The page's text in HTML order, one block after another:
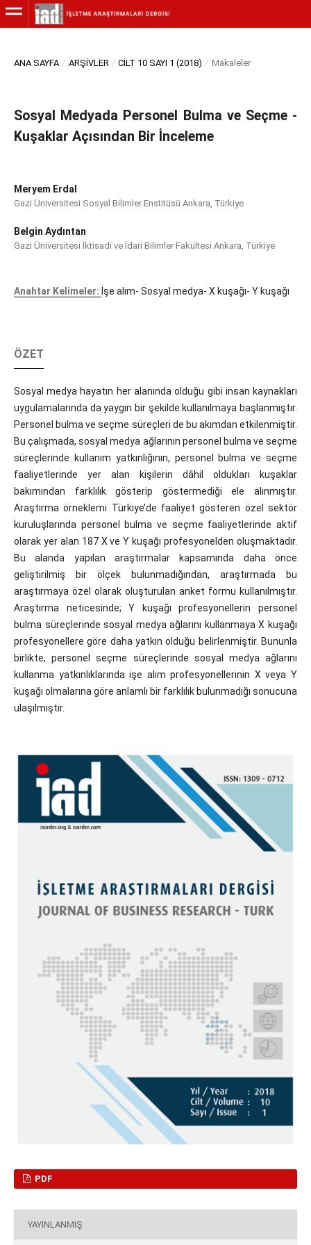
ANA SAYFA / ARŞIVLER / CILT 10 SAYI 1 (2018) / Makaleler
Sosyal Medyada Personel Bulma ve Seçme -
Kuşaklar Açısından Bir İnceleme
Meryem Erdal
Gazi Üniversitesi Sosyal Bilimler Enstitüsü Ankara, Türkiye
Belgin Aydıntan
Gazi Üniversitesi İktisadi ve İdari Bilimler Fakültesi Ankara, Türkiye
Anahtar Kelimeler: İşe alım- Sosyal medya- X kuşağı- Y kuşağı
ÖZET
Sosyal medya hayatın her alanında olduğu gibi insan kaynakları
uygulamalarında da yaygın bir şekilde kullanılmaya başlanmıştır.
Personel bulma ve seçme süreçleri de bu akımdan etkilenmiştir.
Bu çalışmada, sosyal medya ağlarının personel bulma ve seçme
süreçlerinde kullanım yatkınlığının, personel bulma ve seçme
faaliyetlerinde yer alan kişilerin dâhil oldukları kuşaklar
bakımından farklılık gösterip göstermediği ele alınmıştır.
Araştırma örneklemi Türkiye’de faaliyet gösteren özel sektör
kuruluşlarında personel bulma ve seçme faaliyetlerinde aktif
olarak yer alan 187 X ve Y kuşağı profesyonelden oluşmaktadır.
Bu alanda yapılan araştırmalar kapsamında daha önce
geliştirilmiş bir ölçek bulunmadığından, araştırmada bu
araştırmaya özel olarak oluşturulan anket formu kullanılmıştır.
Araştırma neticesinde; Y kuşağı profesyonellerin personel
bulma süreçlerinde sosyal medya ağlarını kullanmaya X kuşağı
profesyonellere göre daha yatkın olduğu belirlenmiştir. Bununla
birlikte, personel seçme süreçlerinde sosyal medya ağlarını
kullanma yatkınlıklarında işe alım profesyonellerinin X veya Y
kuşağı olmalarına göre anlamlı bir farklılık bulunmadığı sonucuna
ulaşılmıştır.
PDF
YAYINLANMIŞ